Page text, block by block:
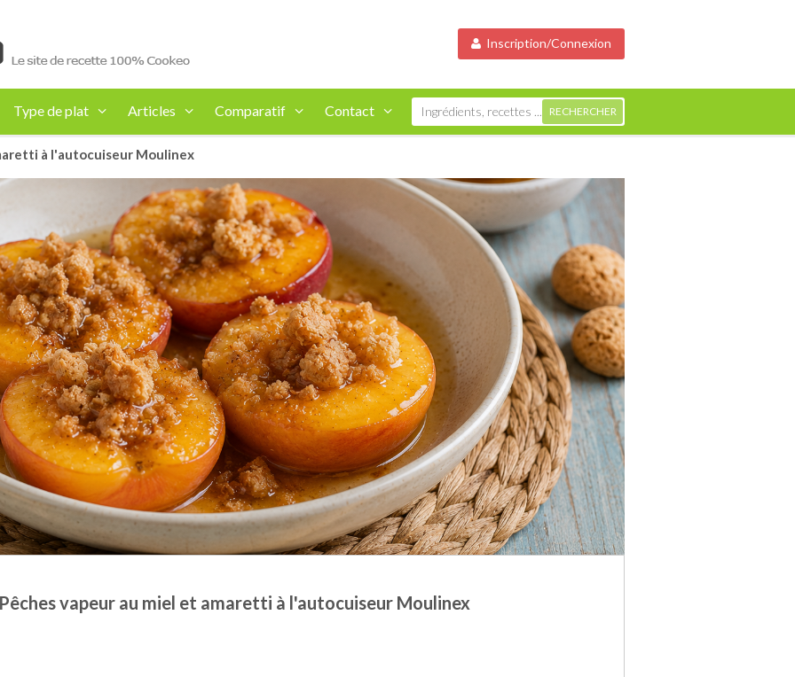
Inscription/Connexion
Type de plat Articles Comparatif Contact
à l'autocuiseur Moulinex
vapeur au miel et amaretti à l'autocuiseur Moulinex